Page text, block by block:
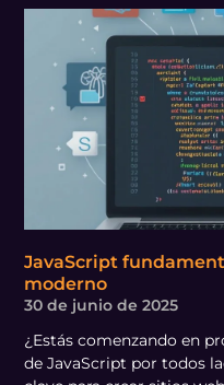
JavaScript
moderno
30 de junio de 2025
¿Estás comenzando en
de JavaScript por todos